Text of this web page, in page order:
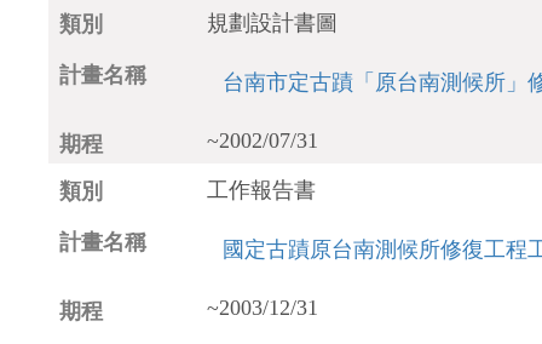
規劃設計書圖
台南市定古蹟「原台南測候所」
~2002/07/31
工作報告書
國定古蹟原台南測候所修復工程
~2003/12/31